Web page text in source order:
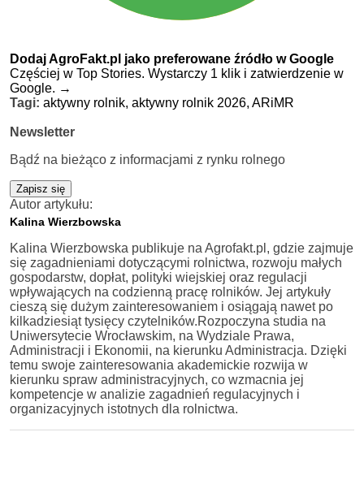
Dodaj AgroFakt.pl jako preferowane źródło w Google
Częściej w Top Stories. Wystarczy 1 klik i zatwierdzenie w
Google. →
Tagi: aktywny rolnik, aktywny rolnik 2026, ARiMR
Newsletter
Bądź na bieżąco z informacjami z rynku rolnego
Zapisz się
Autor artykułu:
Kalina Wierzbowska
Kalina Wierzbowska publikuje na Agrofakt.pl, gdzie zajmuje
się zagadnieniami dotyczącymi rolnictwa, rozwoju małych
gospodarstw, dopłat, polityki wiejskiej oraz regulacji
wpływających na codzienną pracę rolników. Jej artykuły
cieszą się dużym zainteresowaniem i osiągają nawet po
kilkadziesiąt tysięcy czytelników.Rozpoczyna studia na
Uniwersytecie Wrocławskim, na Wydziale Prawa,
Administracji i Ekonomii, na kierunku Administracja. Dzięki
temu swoje zainteresowania akademickie rozwija w
kierunku spraw administracyjnych, co wzmacnia jej
kompetencje w analizie zagadnień regulacyjnych i
organizacyjnych istotnych dla rolnictwa.